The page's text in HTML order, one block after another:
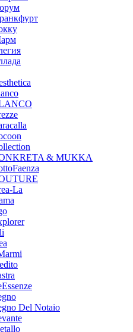
& MUKKA
La
Del Notaio